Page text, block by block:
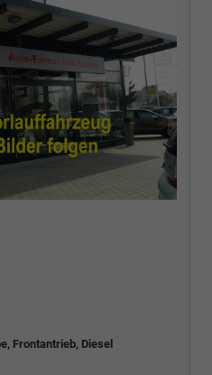
Frontantrieb, Diesel